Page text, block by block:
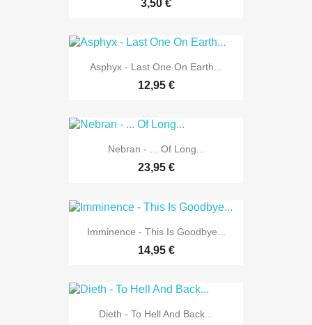
3,50 €
Asphyx - Last One On Earth...
12,95 €
Nebran - ... Of Long...
23,95 €
Imminence - This Is Goodbye...
14,95 €
Dieth - To Hell And Back...